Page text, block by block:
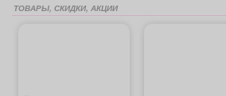
ТОВАРЫ, СКИДКИ, АКЦИИ